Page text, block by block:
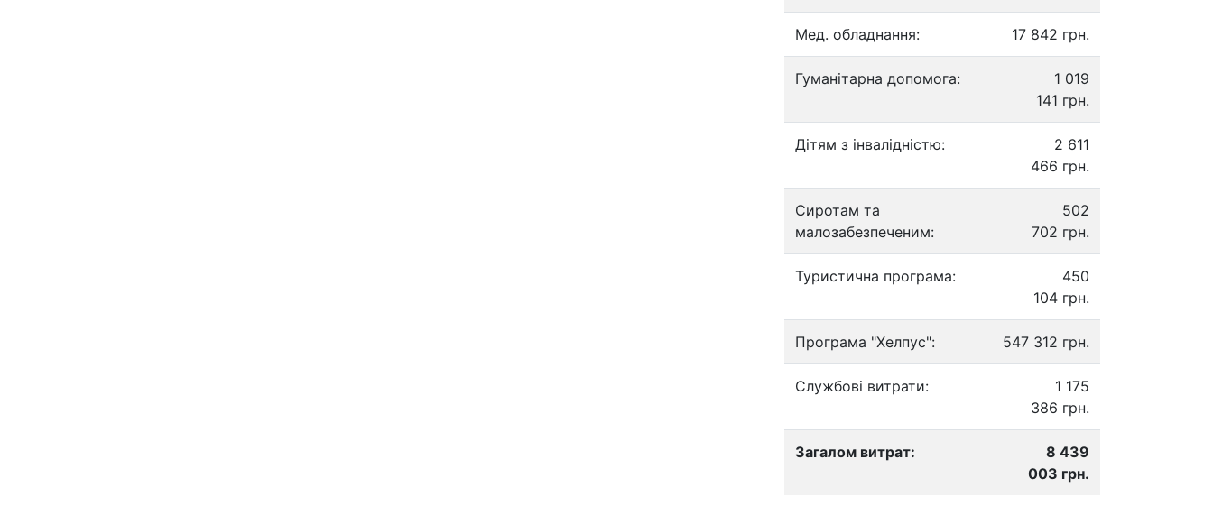
Мед. обладнання: 17 842 грн.
Гуманітарна допомога:
1 019
141 грн.
Дітям з інвалідністю:
2 611
466 грн.
Сиротам та
малозабезпеченим:
502
702 грн.
Туристична програма:
450
104 грн.
Програма "Хелпус": 547 312 грн.
Службові витрати:
1 175
386 грн.
Загалом витрат:
8 439
003 грн.